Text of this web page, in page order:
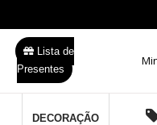
Lista de
Presentes
DECORAÇÃO